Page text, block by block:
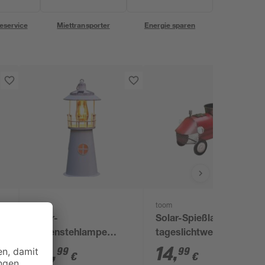
Miettransporter Energie sparen
Solar-
Außenstehlampe
warmweiß 46 cm
34 ,99 €
toom
Solar-Spießlampe
tageslichtweiß IP 44
Ø 10 x 15 cm
14,99 €